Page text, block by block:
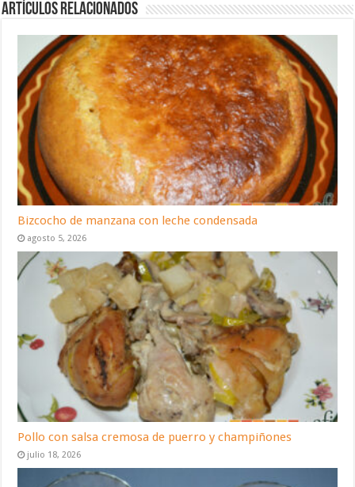
Artículos relacionados
Bizcocho de manzana con leche condensada
agosto 5, 2026
Pollo con salsa cremosa de puerro y champiñones
julio 18, 2026